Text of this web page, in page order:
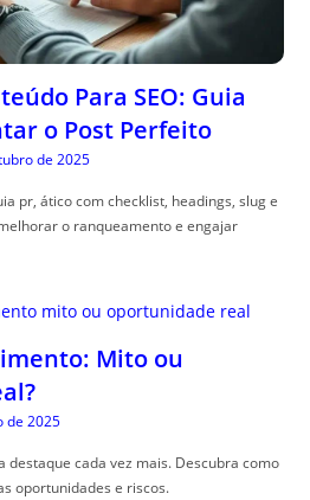
Para SEO: Guia
o Post Perfeito
de 2025
pr, ático com checklist, headings, slug e
o ranqueamento e engajar
Mito ou
de 2025
destaque cada vez mais. Descubra como
oportunidades e riscos.